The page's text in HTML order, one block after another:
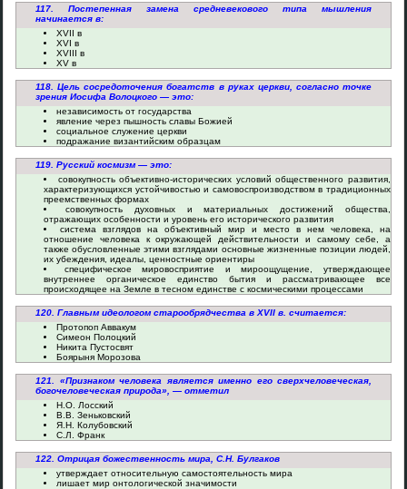
117. Постепенная замена средневекового типа мышления
начинается в:
XVII в
XVI в
XVIII в
XV в
118. Цель сосредоточения богатств в руках церкви, согласно точке
зрения Иосифа Волоцкого — это:
независимость от государства
явление через пышность славы Божией
социальное служение церкви
подражание византийским образцам
119. Русский космизм — это:
совокупность объективно-исторических условий общественного развития,
характеризующихся устойчивостью и самовоспроизводством в традиционных
преемственных формах
совокупность духовных и материальных достижений общества,
отражающих особенности и уровень его исторического развития
система взглядов на объективный мир и место в нем человека, на
отношение человека к окружающей действительности и самому себе, а
также обусловленные этими взглядами основные жизненные позиции людей,
их убеждения, идеалы, ценностные ориентиры
специфическое мировосприятие и мироощущение, утверждающее
внутреннее органическое единство бытия и рассматривающее все
происходящее на Земле в тесном единстве с космическими процессами
120. Главным идеологом старообрядчества в XVII в. считается:
Протопоп Аввакум
Симеон Полоцкий
Никита Пустосвят
Боярыня Морозова
121. «Признаком человека является именно его сверхчеловеческая,
богочеловеческая природа», — отметил
Н.О. Лосский
В.В. Зеньковский
Я.Н. Колубовский
С.Л. Франк
122. Отрицая божественность мира, С.Н. Булгаков
утверждает относительную самостоятельность мира
лишает мир онтологической значимости